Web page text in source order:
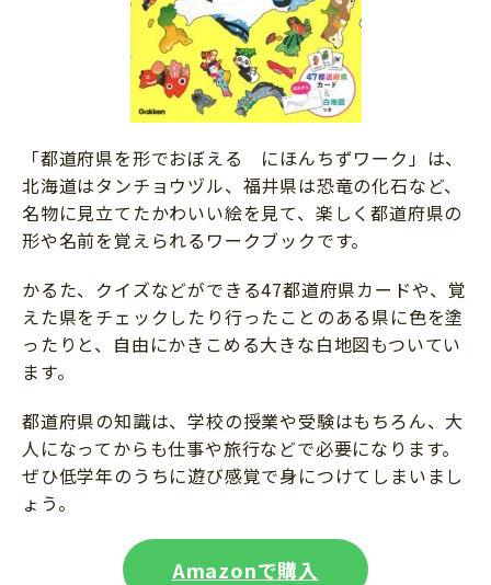
「都道府県を形でおぼえる にほんちずワーク」は、
北海道はタンチョウヅル、福井県は恐竜の化石など、
名物に見立てたかわいい絵を見て、楽しく都道府県の
形や名前を覚えられるワークブックです。
かるた、クイズなどができる47都道府県カードや、覚
えた県をチェックしたり行ったことのある県に色を塗
ったりと、自由にかきこめる大きな白地図もついてい
ます。
都道府県の知識は、学校の授業や受験はもちろん、大
人になってからも仕事や旅行などで必要になります。
ぜひ低学年のうちに遊び感覚で身につけてしまいまし
ょう。
Amazonで購入